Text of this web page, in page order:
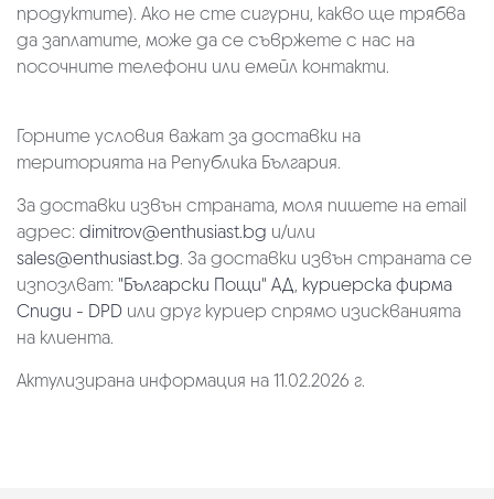
продуктите). Ако не сте сигурни, какво ще трябва
да заплатите, може да се съвржете с нас на
посочните телефони или емейл контакти.
Горните условия важат за доставки на
територията на Република България.
За доставки извън страната, моля пишете на email
адрес: dimitrov@enthusiast.bg и/или
sales@enthusiast.bg. За доставки извън страната се
изпозлват: "Български Пощи" АД, куриерска фирма
Спиди - DPD или друг куриер спрямо изискванията
на клиента.
Актулизирана информация на 11.02.2026 г.